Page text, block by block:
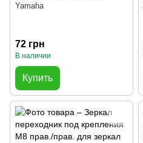
Yamaha
72 грн
В наличии
Купить